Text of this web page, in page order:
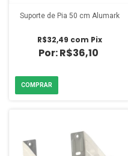
Suporte de Pia 50 cm Alumark
R$36,10
R$32,49 com Pix